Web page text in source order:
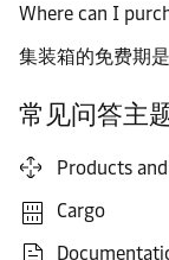
Where can I
集装箱的免费期
常见问答主
Products
Cargo